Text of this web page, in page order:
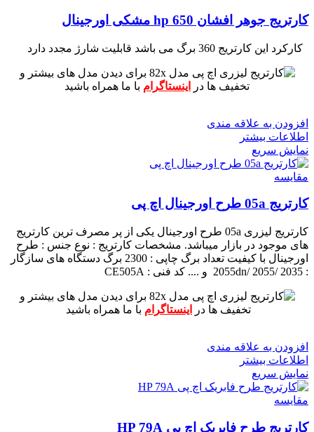
کارتریج جوهر افشان hp 650 مشکی اورجینال
کارکرد این کارتریج 360 برگ می باشد قابلیت شارژ مجدد دارد
برای دیدن مدل های بیشتر و
تخفیف ها در
اینستاگرام با ما همراه باشید
افزودن به علاقه مندی
اطلاعات بیشتر
نمایش سریع
مقايسه
کارتریج 05a طرح اورجینال اچ پی
کارتریج لیزری 05a طرح اورجینال یکی از پر مصرف ترین کارتریج
های موجود در بازار میباشد. مشخصات کارتریج : نوع جنس : طرح
اورجینال با کیفیت تعداد برگ چاپی : 2300 برگ
دستگاه های سازگار
: 2055dn/ 2055/ 2035 و ....
کد فنی : CE505A
برای دیدن مدل های بیشتر و
تخفیف ها در
اینستاگرام با ما همراه باشید
افزودن به علاقه مندی
اطلاعات بیشتر
نمایش سریع
مقايسه
کارتریج طرح فابریک اچ پی HP 79A